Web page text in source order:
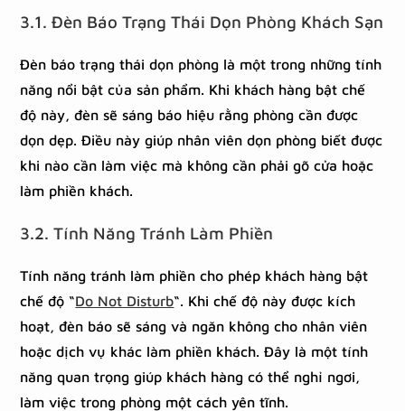
3.1. Đèn Báo Trạng Thái Dọn Phòng Khách Sạn
Đèn báo trạng thái dọn phòng là một trong những tính
năng nổi bật của sản phẩm. Khi khách hàng bật chế
độ này, đèn sẽ sáng báo hiệu rằng phòng cần được
dọn dẹp. Điều này giúp nhân viên dọn phòng biết được
khi nào cần làm việc mà không cần phải gõ cửa hoặc
làm phiền khách.
3.2. Tính Năng Tránh Làm Phiền
Tính năng tránh làm phiền cho phép khách hàng bật
chế độ “Do Not Disturb“. Khi chế độ này được kích
hoạt, đèn báo sẽ sáng và ngăn không cho nhân viên
hoặc dịch vụ khác làm phiền khách. Đây là một tính
năng quan trọng giúp khách hàng có thể nghỉ ngơi,
làm việc trong phòng một cách yên tĩnh.